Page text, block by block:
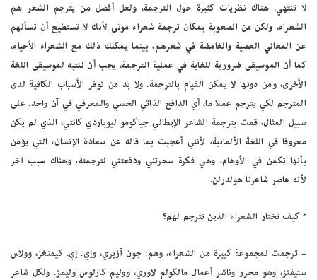
لا تنتهي. هناك نظريات كثيرة حول الترجمة، ولعل أفضل من يترجم الشعر هم
الشعراء، ولكن من الصعوبة بمكان ترجمة شعراء موتى لأنك لا تستطيع أن تسألهم
عن المعاني العصية والغامضة في شعرهم، بينما يمكنك ذلك مع الشعراء الأحياء،
كما أن الموسيقى ضرورية للغاية في عملية الترجمة، يجب أن ننتبه لموسيقى اللغة
الأخرى، ومن دونها لا يمكن القيام بالترجمة. ولا بد من توفر الأسباب الكافية لدى
المترجم لكي يترجم عملا ما، أي الدافع الذاتي الحسي والمعرفي في آن واحد. على
سبيل المثال، قمت بترجمة الشاعر الإيطالي جياكومو ليوباردي كانتي، الذي لم يكن
معروفا في اللغة الألمانية، لأنني أعجبت بما قاله عن سعادة الإنسان، التي يؤمن
بأنها تكمن في الأوهام، وهي فكرة سحرتني ودفعتني لترجمته، وهناك سبب آخر
لأنه عاصر شاعرنا هولدرلن.
* كيف تختار الشعراء الذين تترجم لهم؟
– ترجمت لمجموعة كبيرة من الشعراء، وهم: جون آزبري، وإي. إي. كيمنغز، وولاس
ستيفنز، وهو محرر وناشر أعمال مالكولم لاوري، ووليم كارلوس وليمز. ولكل شاعر